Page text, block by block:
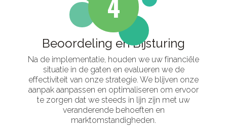
Beoordeling en Bijsturing
Na de implementatie, houden we uw financiële
situatie in de gaten en evalueren we de
effectiviteit van onze strategie. We blijven onze
aanpak aanpassen en optimaliseren om ervoor
te zorgen dat we steeds in lijn zijn met uw
veranderende behoeften en
marktomstandigheden.